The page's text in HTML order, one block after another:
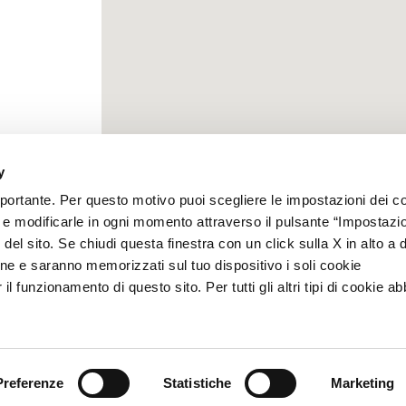
Per questo motivo puoi scegliere le impostazioni dei
modificarle in ogni momento attraverso il pulsante
del sito. Se chiudi questa finestra con un click sulla X in alto a
e saranno memorizzati sul tuo dispositivo i soli cookie
funzionamento di questo sito. Per tutti gli altri tipi di cookie
Statistiche Marketing